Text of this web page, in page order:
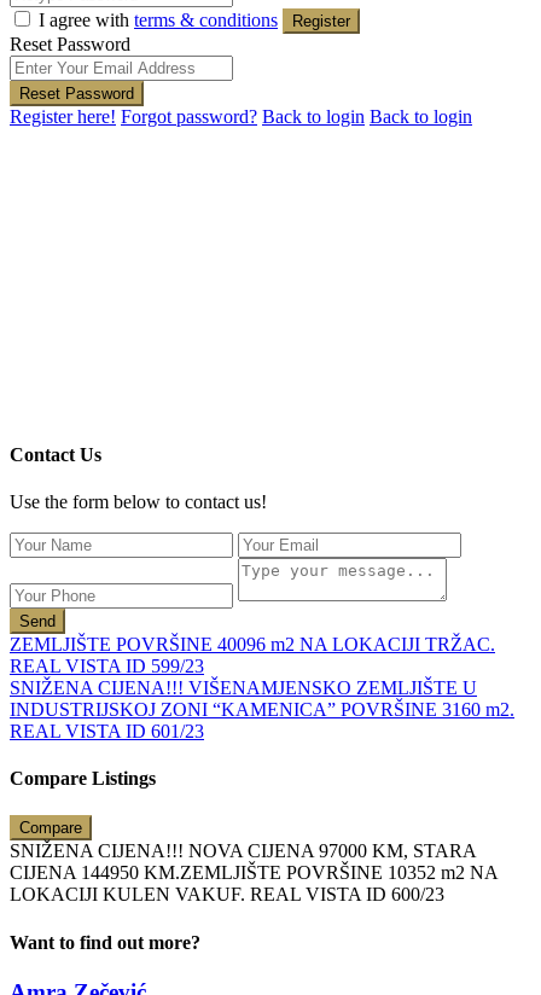
I agree with terms & conditions Register
Reset Password
Reset Password
Register here! Forgot password? Back to login Back to login
Contact Us
Use the form below to contact us!
Send
ZEMLJIŠTE POVRŠINE 40096 m2 NA LOKACIJI TRŽAC.
REAL VISTA ID 599/23
SNIŽENA CIJENA!!! VIŠENAMJENSKO ZEMLJIŠTE U
INDUSTRIJSKOJ ZONI “KAMENICA” POVRŠINE 3160 m2.
REAL VISTA ID 601/23
Compare Listings
Compare
SNIŽENA CIJENA!!! NOVA CIJENA 97000 KM, STARA
CIJENA 144950 KM.ZEMLJIŠTE POVRŠINE 10352 m2 NA
LOKACIJI KULEN VAKUF. REAL VISTA ID 600/23
Want to find out more?